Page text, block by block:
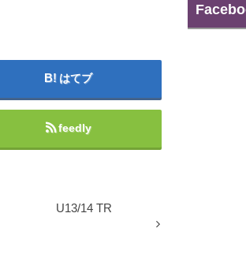
はてブ
feedly
U13/14 TR